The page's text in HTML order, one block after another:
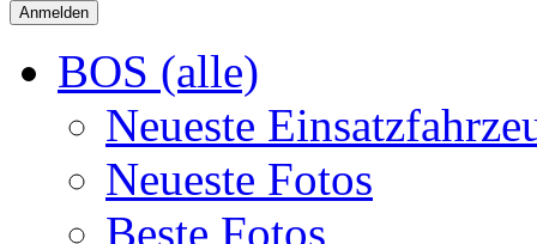
BOS (alle)
Neueste
Neueste Fotos
Beste Fotos